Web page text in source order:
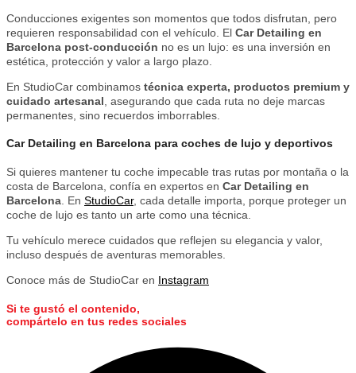
Conducciones exigentes son momentos que todos disfrutan, pero
requieren responsabilidad con el vehículo. El Car Detailing en
Barcelona post-conducción no es un lujo: es una inversión en
estética, protección y valor a largo plazo.
En StudioCar combinamos técnica experta, productos premium y
cuidado artesanal , asegurando que cada ruta no deje marcas
permanentes, sino recuerdos imborrables.
Car Detailing en Barcelona para coches de lujo y deportivos
Si quieres mantener tu coche impecable tras rutas por montaña o la
costa de Barcelona, confía en expertos en Car Detailing en
Barcelona . En StudioCar, cada detalle importa, porque proteger un
coche de lujo es tanto un arte como una técnica.
Tu vehículo merece cuidados que reflejen su elegancia y valor,
incluso después de aventuras memorables.
Conoce más de StudioCar en Instagram
Si te gustó el contenido,
compártelo en tus redes sociales